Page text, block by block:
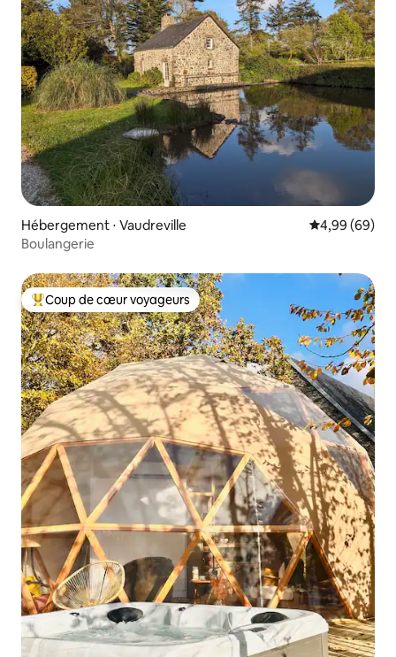
Hébergement ⋅ Vaudreville Évaluation
4,99 (69)
Boulangerie
Coups de cœur voyageurs les plus appréciés
Coup de cœur voyageurs